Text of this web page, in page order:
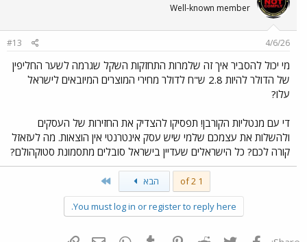
Well-known member
4/6/26
#13
מי יכול להסביר איך זה שלמרות התחזקות השקל שגרמה לשער החליפין
של הדולר להיות 2.8 ש"ח לדולר מחירי המוצרים המיובאים לישראל
עלו?
די עם מנטליות הקורבן! תפסיקו להצדיק את החזירות של העסקים
ולהשלות את עצמכם שלמי שיש עסק אינטרנטי אין הוצאות. מה לעזאזל
קורה לכם? כל הישראלים שעדיין בישראל סובלים מתסמונת סטוקהולם?
1 of 2 הבא
You must log in or register to reply here.